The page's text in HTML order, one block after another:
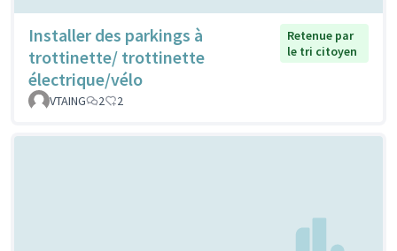
Installer des parkings à
trottinette/ trottinette
électrique/vélo
Retenue par
le tri citoyen
VTAING 2 2